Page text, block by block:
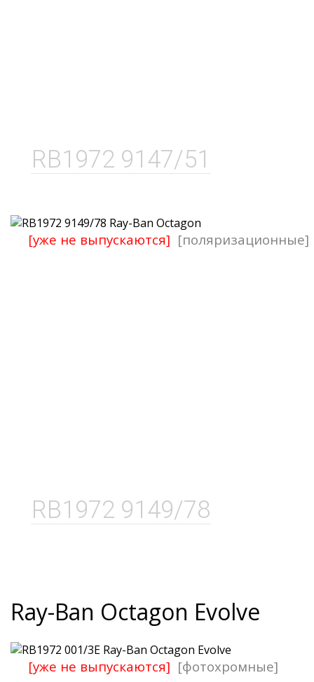
RB1972 9147/51
RB1972 9149/78
[уже не выпускаются] [поляризационные]
Ray-Ban Octagon Evolve
[уже не выпускаются] [фотохромные]